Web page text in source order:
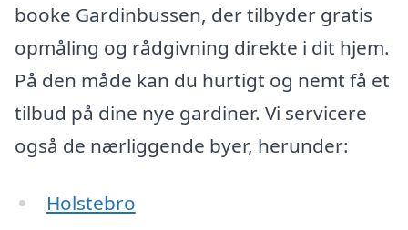
booke Gardinbussen, der tilbyder gratis
opmåling og rådgivning direkte i dit hjem.
På den måde kan du hurtigt og nemt få et
tilbud på dine nye gardiner. Vi servicere
også de nærliggende byer, herunder:
Holstebro